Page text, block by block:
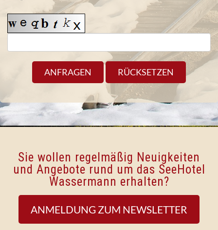
Sie wollen regelmäßig Neuigkeiten
und Angebote rund um das SeeHotel
Wassermann erhalten?
ANMELDUNG ZUM NEWSLETTER